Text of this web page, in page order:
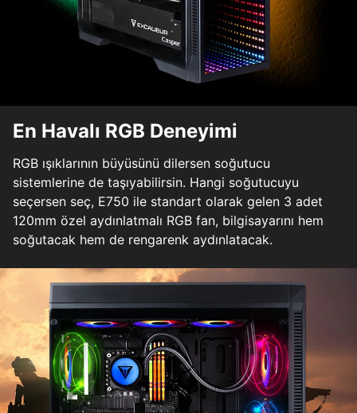
En Havalı RGB Deneyimi
RGB ışıklarının büyüsünü dilersen soğutucu
sistemlerine de taşıyabilirsin. Hangi soğutucuyu
seçersen seç, E750 ile standart olarak gelen 3 adet
120mm özel aydınlatmalı RGB fan, bilgisayarını hem
soğutacak hem de rengarenk aydınlatacak.